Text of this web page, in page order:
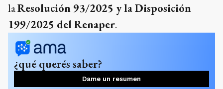
laResolución 93/2025 y la Disposición
199/2025 del Renaper.
¿qué querés saber?
Dame un resumen